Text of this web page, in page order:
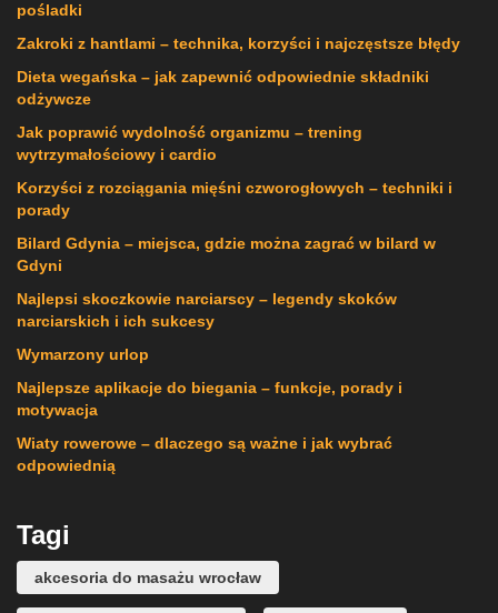
pośladki
Zakroki z hantlami – technika, korzyści i najczęstsze błędy
Dieta wegańska – jak zapewnić odpowiednie składniki
odżywcze
Jak poprawić wydolność organizmu – trening
wytrzymałościowy i cardio
Korzyści z rozciągania mięśni czworogłowych – techniki i
porady
Bilard Gdynia – miejsca, gdzie można zagrać w bilard w
Gdyni
Najlepsi skoczkowie narciarscy – legendy skoków
narciarskich i ich sukcesy
Wymarzony urlop
Najlepsze aplikacje do biegania – funkcje, porady i
motywacja
Wiaty rowerowe – dlaczego są ważne i jak wybrać
odpowiednią
Tagi
akcesoria do masażu wrocław